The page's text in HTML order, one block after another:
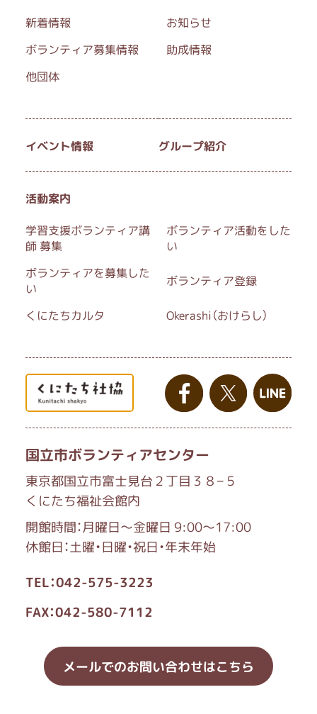
新着情報
お知らせ
ボランティア募集情報
助成情報
他団体
イベント情報 グループ紹介
活動案内
学習支援ボランティア講
師 募集
ボランティア活動をした
い
ボランティアを募集した
い
ボランティア登録
くにたちカルタ Okerashi（おけらし）
国立市ボランティアセンター
東京都国立市富士見台２丁目３８−５
くにたち福祉会館内
開館時間：月曜日～金曜日 9:00～17:00
休館日：土曜・日曜・祝日・年末年始
TEL：042-575-3223
FAX：042-580-7112
メールでのお問い合わせはこちら